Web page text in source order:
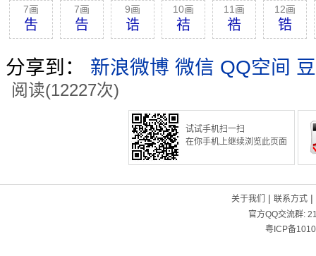
7画
吿
7画
告
9画
诰
10画
祮
11画
祰
12画
锆
分享到： 新浪微博 微信 QQ空间
阅读(12227次)
试试手机扫一扫
在你手机上继续浏览此页面
关于我们 | 联系方式|
官方QQ交流群:
粤ICP备